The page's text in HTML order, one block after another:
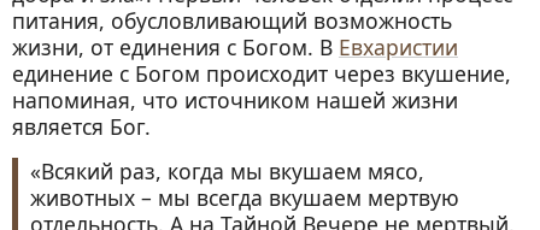
питания, обусловливающий возможность
жизни, от единения с Богом. В Евхаристии
единение с Богом происходит через вкушение,
напоминая, что источником нашей жизни
является Бог.
«Всякий раз, когда мы вкушаем мясо,
животных – мы всегда вкушаем мертвую
отдельность. А на Тайной Вечере не мертвый,